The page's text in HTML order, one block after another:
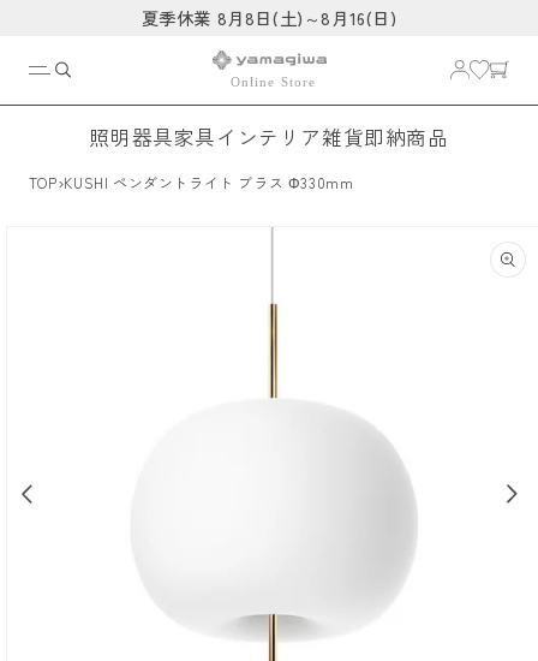
夏季休業 8月8日(土)～8月16(日)
照明器具家具インテリア雑貨即納商品
TOP›KUSHI ペンダントライト ブラス Φ330mm